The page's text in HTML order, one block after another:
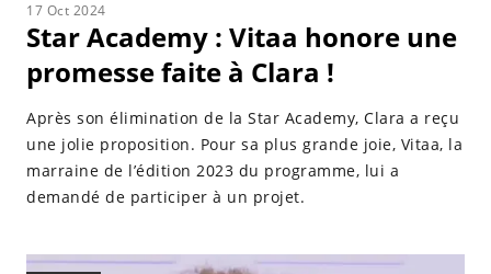
17 Oct 2024
Star Academy : Vitaa honore une
promesse faite à Clara !
Après son élimination de la Star Academy, Clara a reçu
une jolie proposition. Pour sa plus grande joie, Vitaa, la
marraine de l’édition 2023 du programme, lui a
demandé de participer à un projet.